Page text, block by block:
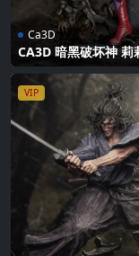
Ca3D
CA3D 暗黑破坏神 莉
VIP